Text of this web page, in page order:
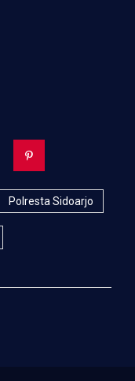
Polresta Sidoarjo